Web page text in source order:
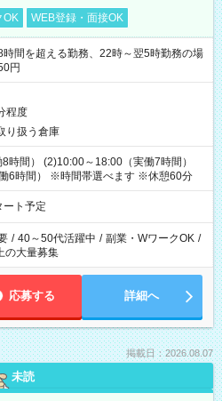
OK WEB登録・面接OK
間を超える勤務、22時～翌5時勤務の場
円
程度
り扱う倉庫
時間） (2)10:00～18:00（実働7時間）
6時間） ※時間帯選べます ※休憩60分
ト予定
/ 40～50代活躍中 / 副業・WワークOK /
の大量募集
応募する 詳細へ
掲載日：2026.08.07
未読